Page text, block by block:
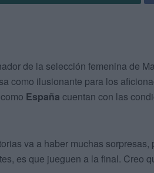
de la selección femenina de
como ilusionante para los
como España cuentan con las
va a haber muchas
es que jueguen a la final. Creo